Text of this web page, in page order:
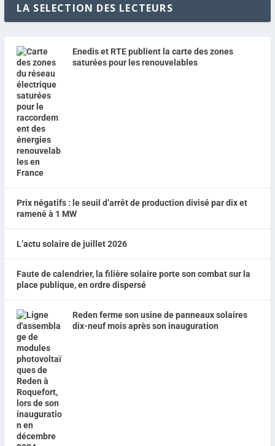
LA SELECTION DES LECTEURS
Enedis et RTE publient la carte des zones
saturées pour les renouvelables
Prix négatifs : le seuil d’arrêt de production divisé par dix et
ramené à 1 MW
L’actu solaire de juillet 2026
Faute de calendrier, la filière solaire porte son combat sur la
place publique, en ordre dispersé
Reden ferme son usine de panneaux solaires
dix-neuf mois après son inauguration